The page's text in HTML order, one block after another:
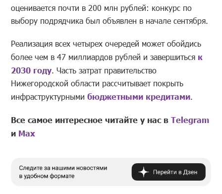
оценивается почти в 200 млн рублей: конкурс по
выбору подрядчика был объявлен в начале сентября.
Реализация всех четырех очередей может обойдись
более чем в 47 миллиардов рублей и завершиться к
2030 году. Часть затрат правительство
Нижегородской области рассчитывает покрыть
инфраструктурнымибюджетными кредитами.
Все самое интересное читайте у нас вTelegram
и Mах